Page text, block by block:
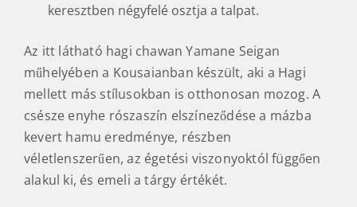
keresztben négyfelé osztja a talpat.
Az itt látható hagi chawan Yamane Seigan
műhelyében a Kousaianban készült, aki a Hagi
mellett más stílusokban is otthonosan mozog. A
csésze enyhe rószaszín elszíneződése a mázba
kevert hamu eredménye, részben
véletlenszerűen, az égetési viszonyoktól függően
alakul ki, és emeli a tárgy értékét.